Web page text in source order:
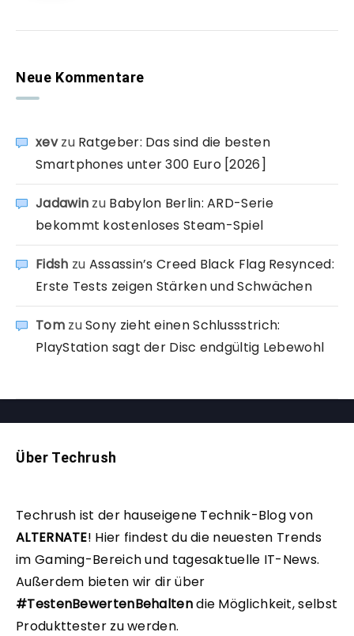
Neue Kommentare
xevzu Ratgeber: Das sind die besten
Smartphones unter 300 Euro [2026]
Jadawin zu Babylon Berlin: ARD-Serie
bekommt kostenloses Steam-Spiel
Fidsh zu Assassin’s Creed Black Flag Resynced:
Erste Tests zeigen Stärken und Schwächen
TomzuSony zieht einen Schlussstrich:
PlayStation sagt der Disc endgültig Lebewohl
Über Techrush
Techrush ist der hauseigene Technik-Blog von
ALTERNATE! Hier findest du die neuesten Trends
im Gaming-Bereich und tagesaktuelle IT-News.
Außerdem bieten wir dir über
#TestenBewertenBehaltendie Möglichkeit, selbst
Produkttester zu werden.